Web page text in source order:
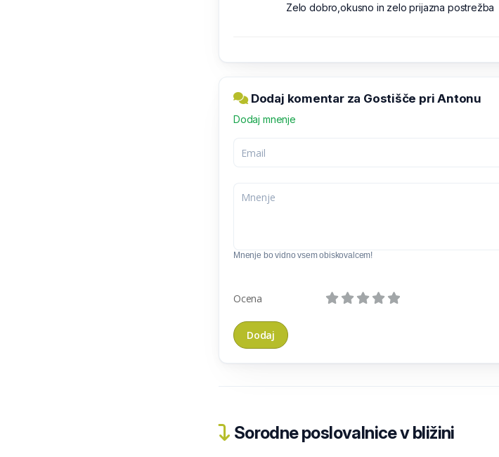
Zelo dobro,okusno in zelo prijazna postrežba
Dodaj komentar za Gostišče pri Antonu
Dodaj mnenje
Mnenje bo vidno vsem obiskovalcem!
Ocena
Sorodne poslovalnice v bližini